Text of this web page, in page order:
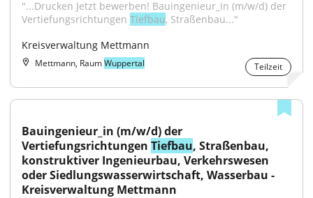
"...Drucken Jetzt bewerben! Bauingenieur_in (m/w/d) der
Vertiefungsrichtungen Tiefbau, Straßenbau..."
Kreisverwaltung Mettmann
Mettmann, RaumWuppertal Teilzeit
Bauingenieur_in (m/w/d) der
Vertiefungsrichtungen Tiefbau, Straßenbau,
konstruktiver Ingenieurbau, Verkehrswesen
oder Siedlungswasserwirtschaft, Wasserbau -
Kreisverwaltung Mettmann